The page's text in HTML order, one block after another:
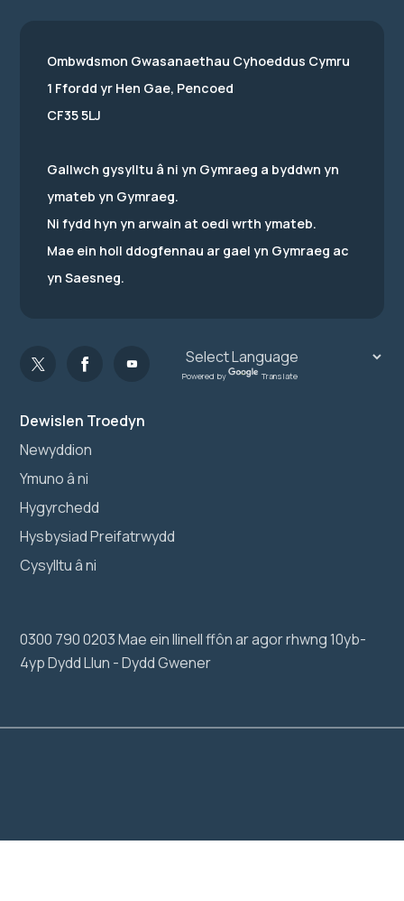
Dewislen Troedyn
Newyddion
Ymuno â ni
Hygyrchedd
Hysbysiad Preifatrwydd
Cysylltu â ni
0300 790 0203 Mae ein llinell ffôn ar agor rhwng 10yb-
4yp Dydd Llun - Dydd Gwener
Ombwdsmon Gwasanaethau Cyhoeddus Cymru
1 Ffordd yr Hen Gae, Pencoed
CF35 5LJ
Gallwch gysylltu â ni yn Gymraeg a byddwn yn
ymateb yn Gymraeg.
Ni fydd hyn yn arwain at oedi wrth ymateb.
Mae ein holl ddogfennau ar gael yn Gymraeg ac
yn Saesneg.
Powered by Translate